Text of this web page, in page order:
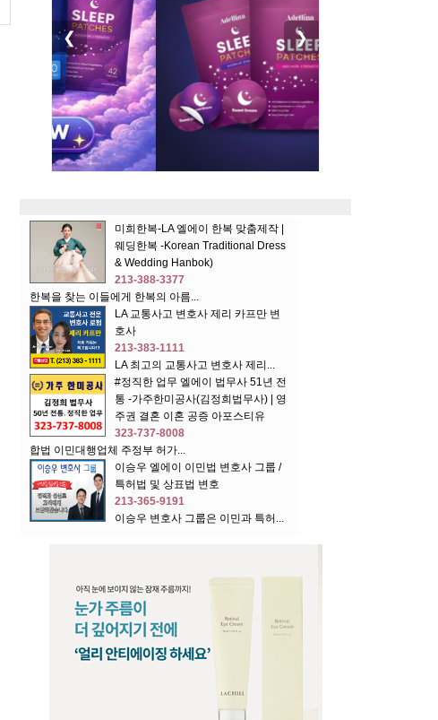
❮ ❯
미희한복-LA 엘에이 한복 맞춤제작 |
웨딩한복 -Korean Traditional Dress
& Wedding Hanbok)
213-388-3377
한복을 찾는 이들에게 한복의 아름...
LA 교통사고 변호사 제리 카프만 변
호사
213-383-1111
LA 최고의 교통사고 변호사 제리...
#정직한 업무 엘에이 법무사 51년 전
통 -가주한미공사(김정희법무사) | 영
주권 결혼 이혼 공증 아포스티유
323-737-8008
합법 이민대행업체 주정부 허가...
이승우 엘에이 이민법 변호사 그룹 /
특허법 및 상표법 변호
213-365-9191
이승우 변호사 그룹은 이민과 특허...